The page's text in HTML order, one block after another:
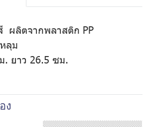
ผลิตจากพลาสติก PP
ลุม
. ยาว 26.5 ซม.
ง